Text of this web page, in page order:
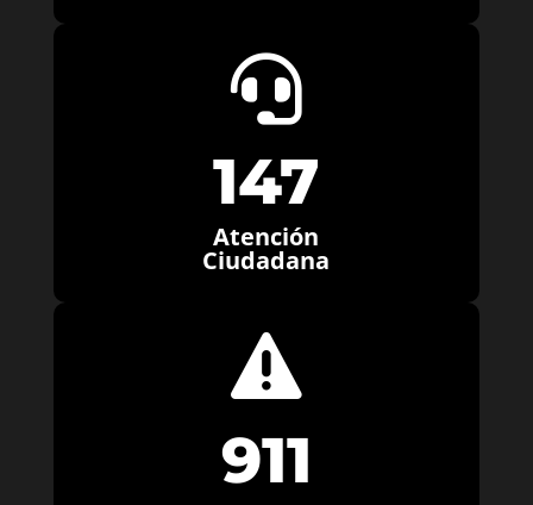

147
Atención
Ciudadana

911